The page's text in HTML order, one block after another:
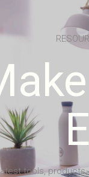
tools,